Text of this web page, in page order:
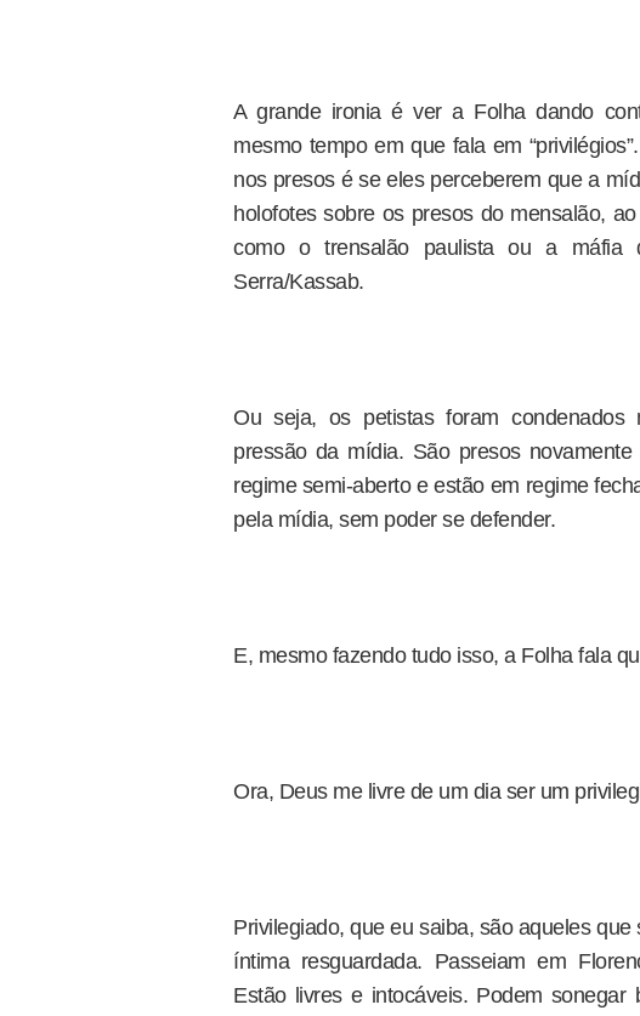
A grande ironia é ver a Folha dando
mesmo tempo em que fala em
nos presos é se eles perceberem que a
holofotes sobre os presos do mensalão,
como o trensalão paulista ou a
Serra/Kassab.
Ou seja, os petistas foram condenados
pressão da mídia. São presos
regime semi-aberto e estão em regime
pela mídia, sem poder se defender.
E, mesmo fazendo tudo isso, a Folha fala
Ora, Deus me livre de um dia ser um
Privilegiado, que eu saiba, são aqueles
íntima resguardada. Passeiam em
Estão livres e intocáveis. Podem